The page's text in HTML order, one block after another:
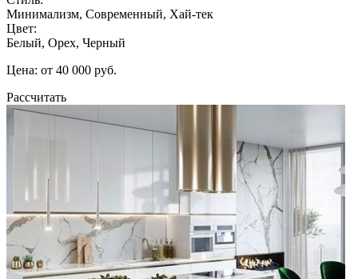
Минимализм, Современный, Хай-тек
Цвет:
Белый, Орех, Черный
Цена: от 40 000 руб.
Рассчитать